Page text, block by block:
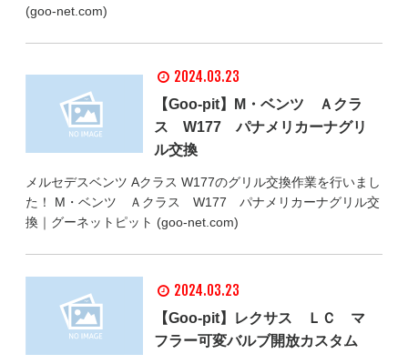
(goo-net.com)
2024.03.23
【Goo-pit】M・ベンツ Ａクラ
ス W177 パナメリカーナグリ
ル交換
メルセデスベンツ Aクラス W177のグリル交換作業を行いまし
た！ M・ベンツ Ａクラス W177 パナメリカーナグリル交
換｜グーネットピット (goo-net.com)
2024.03.23
【Goo-pit】レクサス ＬＣ マ
フラー可変バルブ開放カスタム